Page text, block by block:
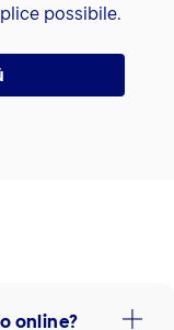
possibile.
online?